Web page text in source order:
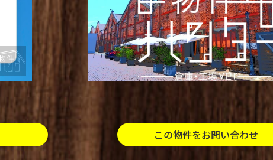
この物件をお問い合わせ